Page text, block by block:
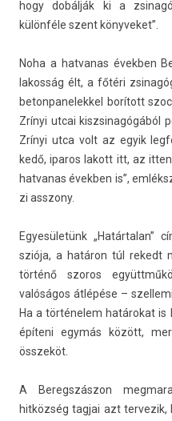
hogy dobálják ki a
különféle szent könyveket”.
Noha a hat­vanas évekb­en
lakos­ság élt, a főtéri
bet­on­panelek­kel borított
Zrínyi utcai kiszsinagógából
Zrínyi utca volt az egyik
kedő, iparos lakott itt, az
hat­vanas évekb­en is”,
zi as­szony.
Egyesületünk „Határ­talan”
sziója, a határon túl re­kedt
történő szoros
valóságos átlépése –
Ha a történelem határokat
építeni egymás között,
összeköt.
A Be­regszás­zon
hitközség tag­jai azt ter­vezik,